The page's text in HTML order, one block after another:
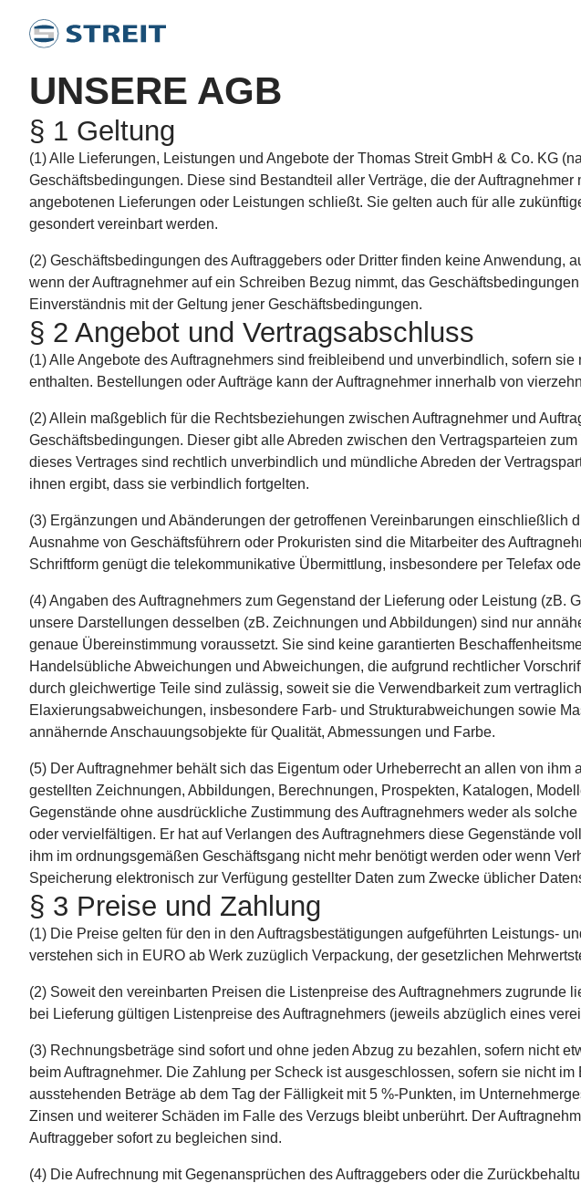
UNSERE AGB
§ 1 Geltung
(1) Alle Lieferungen, Leistungen und Angebote der Thomas Streit GmbH & Co. KG
Geschäftsbedingungen. Diese sind Bestandteil aller Verträge, die der
angebotenen Lieferungen oder Leistungen schließt. Sie gelten auch für alle
gesondert vereinbart werden.
(2) Geschäftsbedingungen des Auftraggebers oder Dritter finden keine
wenn der Auftragnehmer auf ein Schreiben Bezug nimmt, das
Einverständnis mit der Geltung jener Geschäftsbedingungen.
§ 2 Angebot und Vertragsabschluss
(1) Alle Angebote des Auftragnehmers sind freibleibend und unverbindlich, sofern
enthalten. Bestellungen oder Aufträge kann der Auftragnehmer innerhalb von
(2) Allein maßgeblich für die Rechtsbeziehungen zwischen Auftragnehmer und
Geschäftsbedingungen. Dieser gibt alle Abreden zwischen den Vertragsparteien
dieses Vertrages sind rechtlich unverbindlich und mündliche Abreden der
ihnen ergibt, dass sie verbindlich fortgelten.
(3) Ergänzungen und Abänderungen der getroffenen Vereinbarungen
Ausnahme von Geschäftsführern oder Prokuristen sind die Mitarbeiter des
Schriftform genügt die telekommunikative Übermittlung, insbesondere per Telefax
(4) Angaben des Auftragnehmers zum Gegenstand der Lieferung oder Leistung
unsere Darstellungen desselben (zB. Zeichnungen und Abbildungen) sind nur
genaue Übereinstimmung voraussetzt. Sie sind keine garantierten
Handelsübliche Abweichungen und Abweichungen, die aufgrund rechtlicher
durch gleichwertige Teile sind zulässig, soweit sie die Verwendbarkeit zum
Elaxierungsabweichungen, insbesondere Farb- und Strukturabweichungen sowie
annähernde Anschauungsobjekte für Qualität, Abmessungen und Farbe.
(5) Der Auftragnehmer behält sich das Eigentum oder Urheberrecht an allen von
gestellten Zeichnungen, Abbildungen, Berechnungen, Prospekten, Katalogen,
Gegenstände ohne ausdrückliche Zustimmung des Auftragnehmers weder als
oder vervielfältigen. Er hat auf Verlangen des Auftragnehmers diese Gegenstände
ihm im ordnungsgemäßen Geschäftsgang nicht mehr benötigt werden oder wenn
Speicherung elektronisch zur Verfügung gestellter Daten zum Zwecke üblicher
§ 3 Preise und Zahlung
(1) Die Preise gelten für den in den Auftragsbestätigungen aufgeführten Leistungs-
verstehen sich in EURO ab Werk zuzüglich Verpackung, der gesetzlichen
(2) Soweit den vereinbarten Preisen die Listenpreise des Auftragnehmers
bei Lieferung gültigen Listenpreise des Auftragnehmers (jeweils abzüglich eines
(3) Rechnungsbeträge sind sofort und ohne jeden Abzug zu bezahlen, sofern nicht
beim Auftragnehmer. Die Zahlung per Scheck ist ausgeschlossen, sofern sie nicht
ausstehenden Beträge ab dem Tag der Fälligkeit mit 5 %-Punkten, im
Zinsen und weiterer Schäden im Falle des Verzugs bleibt unberührt. Der
Auftraggeber sofort zu begleichen sind.
(4) Die Aufrechnung mit Gegenansprüchen des Auftraggebers oder die